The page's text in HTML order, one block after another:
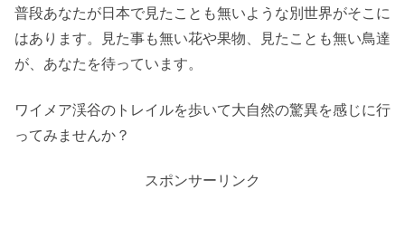
普段あなたが日本で見たことも無いような別世界がそこに
はあります。見た事も無い花や果物、見たことも無い鳥達
が、あなたを待っています。
ワイメア渓谷のトレイルを歩いて大自然の驚異を感じに行
ってみませんか？
スポンサーリンク